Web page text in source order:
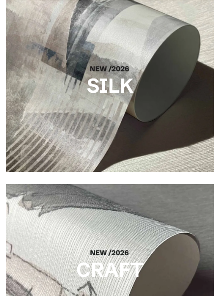
SILK
Silk
Helle und elegante Oberfläche mit feiner vertikaler Struktur,
die das Licht reflektiert und der Fläche Tiefe verleiht.
CRAFT